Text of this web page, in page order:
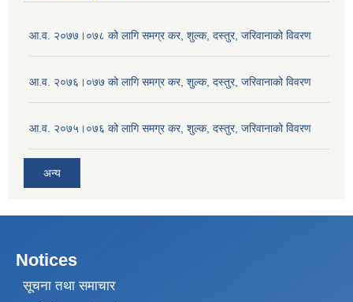
आ.व. २०७७।०७८ को लागि समग्र कर, शुल्क, दस्तुर, जरिवानाको विवरण
आ.व. २०७६।०७७ को लागि समग्र कर, शुल्क, दस्तुर, जरिवानाको विवरण
आ.व. २०७५।०७६ को लागि समग्र कर, शुल्क, दस्तुर, जरिवानाको विवरण
अन्य
Notices
सूचना तथा समाचार